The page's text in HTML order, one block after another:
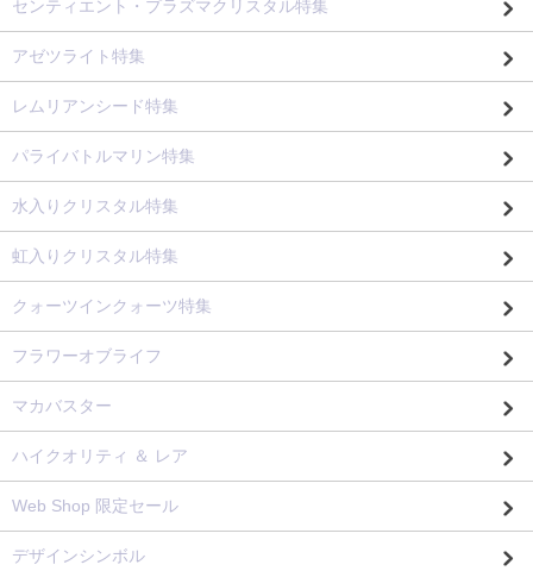
センティエント・プラズマクリスタル特集
アゼツライト特集
レムリアンシード特集
パライバトルマリン特集
水入りクリスタル特集
虹入りクリスタル特集
クォーツインクォーツ特集
フラワーオブライフ
マカバスター
ハイクオリティ ＆ レア
Web Shop 限定セール
デザインシンボル